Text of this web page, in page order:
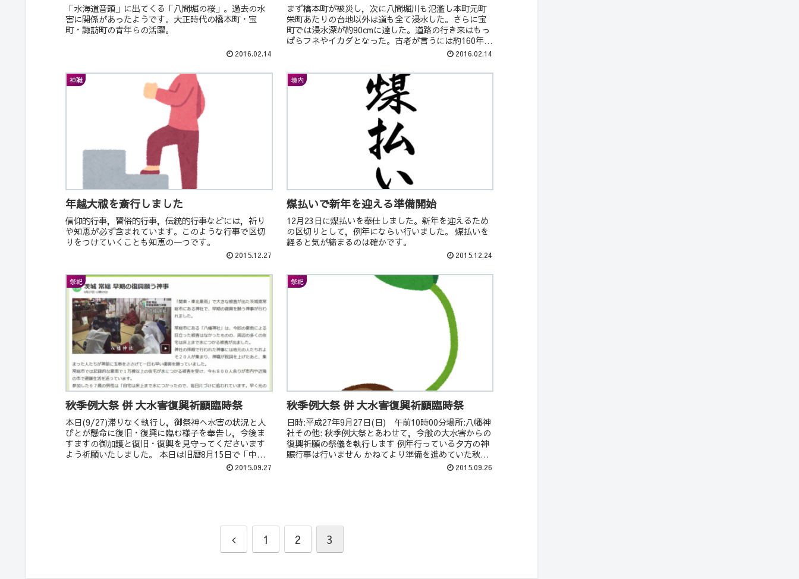
「水海道音頭」に出てくる「八間堀の桜」。過去の水
害に関係があったようです。大正時代の橋本町・宝
町・諏訪町の青年らの活躍。
2016.02.14
まず橋本町が被災し，次に八間堀川も氾濫し本町元町
栄町あたりの台地以外は道も全て浸水した。さらに宝
町では浸水深が約90cmに達した。道路の行き来はもっ
ぱらフネやイカダとなった。古老が言うには約160年ぶ
2016.02.14
神職
年越大祓を斎行しました
信仰的行事，習俗的行事，伝統的行事などには，祈り
や知恵が必ず含まれています。このような行事で区切
りをつけていくことも知恵の一つです。
2015.12.27
境内
煤払いで新年を迎える準備開始
12月23日に煤払いを奉仕しました。新年を迎えるため
の区切りとして，例年にならい行いました。 煤払いを
経ると気が締まるのは確かです。
2015.12.24
祭祀
秋季例大祭 併 大水害復興祈願臨時祭
本日(9/27)滞りなく執行し，御祭神へ水害の状況と人
びとが懸命に復旧・復興に臨む様子を奉告し，今後ま
すますの御加護と復旧・復興を見守ってくださいます
よう祈願いたしました。 本日は旧暦8月15日で「中秋
の名月」です。例年は曇や雨の特異日です... 2015.09.27
祭祀
秋季例大祭 併 大水害復興祈願臨時祭
日時:平成27年9月27日(日) 午前10時00分場所:八幡神
社その他: 秋季例大祭とあわせて，今般の大水害からの
復興祈願の祭儀を執行します 例年行っている夕方の神
賑行事は行いません かねてより準備を進めていた秋季
2015.09.26
前
1 2 3